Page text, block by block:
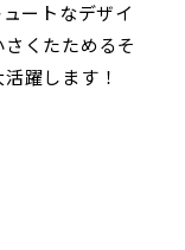
ートなデザイ
くたためるそ
躍します！